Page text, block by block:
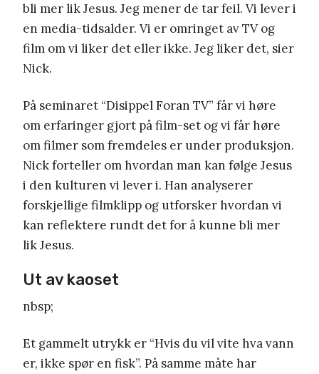
bli mer lik Jesus. Jeg mener de tar feil. Vi lever i
en media-tidsalder. Vi er omringet av TV og
film om vi liker det eller ikke. Jeg liker det, sier
Nick.
På seminaret “Disippel Foran TV” får vi høre
om erfaringer gjort på film-set og vi får høre
om filmer som fremdeles er under produksjon.
Nick forteller om hvordan man kan følge Jesus
i den kulturen vi lever i. Han analyserer
forskjellige filmklipp og utforsker hvordan vi
kan reflektere rundt det for å kunne bli mer
lik Jesus.
Ut av kaoset
nbsp;
Et gammelt utrykk er “Hvis du vil vite hva vann
er, ikke spør en fisk”. På samme måte har